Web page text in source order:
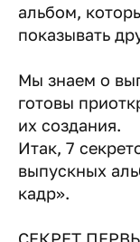
альбом,
показывать
Мы знаем о
готовы
их создания.
Итак, 7
выпускных
кадр».